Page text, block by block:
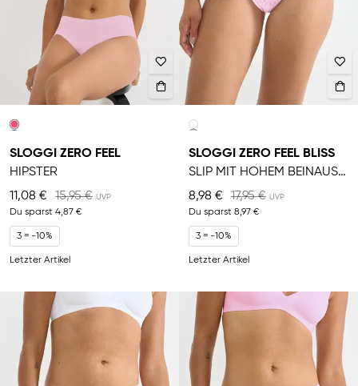
SLOGGI ZERO FEEL
HIPSTER
11,08 €
15,95 €
Du sparst 4,87 €
3 = -10%
Letzter Artikel
SLOGGI ZERO FEEL BLISS
SLIP MIT HOHEM BEINAUSSCHNITT
8,98 €
17,95 €
Du sparst 8,97 €
3 = -10%
Letzter Artikel